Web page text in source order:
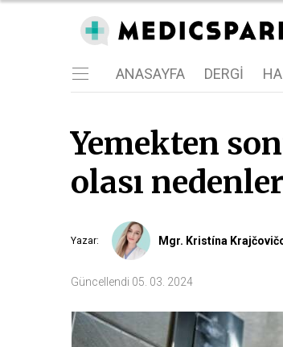
ANASAYFA DERGI
Yemekten
olası
Yazar: Mgr. Kristína
Güncellendi 05. 03. 2024